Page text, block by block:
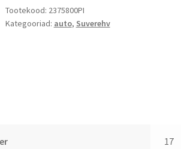
Tootekood: 2375800PI
Kategooriad: auto, Suverehv
17